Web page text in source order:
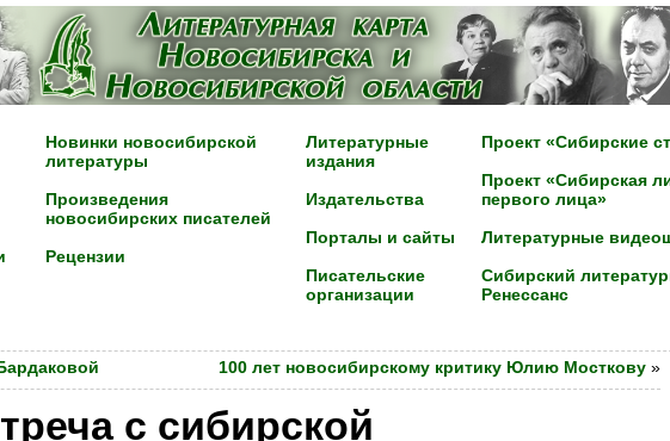
Новинки новосибирской
литературы
Произведения
новосибирских писателей
Рецензии
Литературные
издания
Издательства
Порталы и сайты
Писательские
организации
Проект «Сибирские
Проект «Сибирская
первого лица»
Литературные
Сибирский
Ренессанс
100 лет новосибирскому критику Юлию Мосткову»
с сибирской